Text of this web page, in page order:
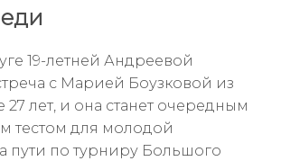
19-летней Андреевой
с Марией Боузковой из
лет, и она станет очередным
тестом для молодой
пути по турниру Большого